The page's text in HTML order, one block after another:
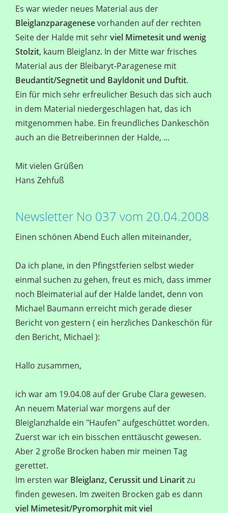
Es war wieder neues Material aus der
Bleiglanzparagenesevorhanden auf der rechten
Seite der Halde mit sehrviel Mimetesit und wenig
Stolzit, kaum Bleiglanz. In der Mitte war frisches
Material aus der Bleibaryt-Paragenese mit
Beudantit/Segnetit und Bayldonit und Duftit.
Ein für mich sehr erfreulicher Besuch das sich auch
in dem Material niedergeschlagen hat, das ich
mitgenommen habe. Ein freundliches Dankeschön
auch an die Betreiberinnen der Halde, ...
Mit vielen Grüßen
Hans Zehfuß
Newsletter No 037 vom 20.04.2008
Einen schönen Abend Euch allen miteinander,
Da ich plane, in den Pfingstferien selbst wieder
einmal suchen zu gehen, freut es mich, dass immer
noch Bleimaterial auf der Halde landet, denn von
Michael Baumann erreicht mich gerade dieser
Bericht von gestern ( ein herzliches Dankeschön für
den Bericht, Michael ):
Hallo zusammen,
ich war am 19.04.08 auf der Grube Clara gewesen.
An neuem Material war morgens auf der
Bleiglanzhalde ein "Haufen" aufgeschüttet worden.
Zuerst war ich ein bisschen enttäuscht gewesen.
Aber 2 große Brocken haben mir meinen Tag
gerettet.
Im ersten war Bleiglanz, Cerussit und Linaritzu
finden gewesen. Im zweiten Brocken gab es dann
viel Mimetesit/Pyromorphit mit viel